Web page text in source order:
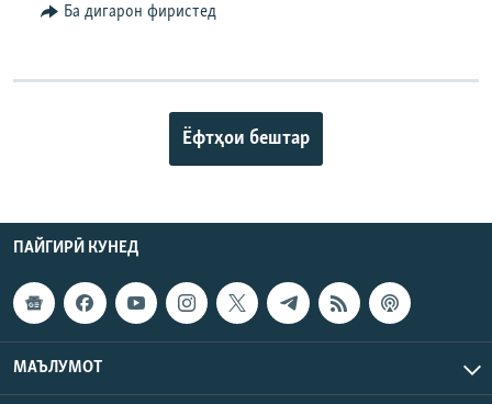
Ба дигарон фиристед
Ёфтҳои бештар
ПАЙГИРӢ КУНЕД
МАЪЛУМОТ